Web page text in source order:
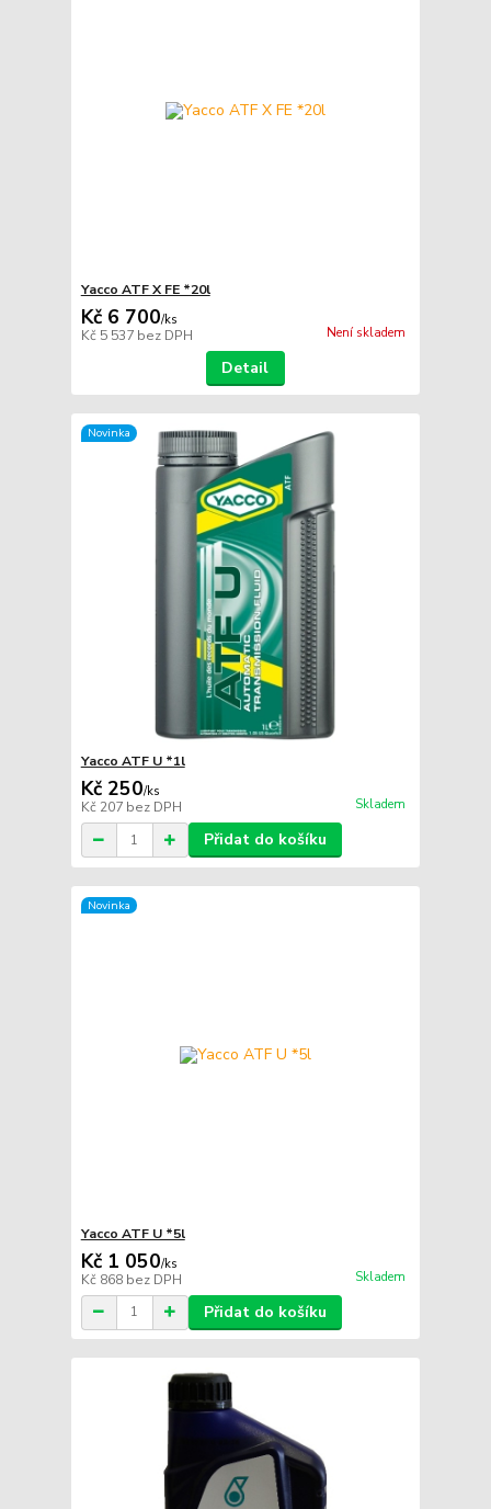
Yacco ATF X FE *20l
Kč 6 700/ks
Kč 5 537 bez DPH Není skladem
Detail
Novinka
Yacco ATF U *1l
Kč 250/ks
Kč 207 bez DPH Skladem
Přidat do košíku
Novinka
Yacco ATF U *5l
Kč 1 050/ks
Kč 868 bez DPH Skladem
Přidat do košíku